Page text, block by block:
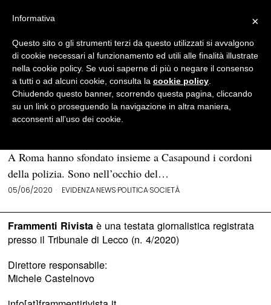
BROWSE TAG
gilet arancioni
I «gilet arancioni» sono la manifestazione
ridicola di una crisi serissima
Tutti ne parlano. A Milano hanno quasi riempito Piazza
A Roma hanno sfondato insieme a Casapound i cordoni
della polizia. Sono nell’occhio del…
05/06/2020 EVIDENZA·NEWS·POLITICA·SOCIETÀ
Frammenti Rivistaè una testata giornalistica registrata
presso il Tribunale di Lecco (n. 4/2020)
Direttore responsabile:
Michele Castelnovo
×
Informativa
Questo sito o gli strumenti terzi da questo utilizzati si avvalgono
di cookie necessari al funzionamento ed utili alle finalità illustrate
nella cookie policy. Se vuoi saperne di più o negare il consenso
a tutti o ad alcuni cookie, consulta la cookie policy
Chiudendo questo banner, scorrendo questa pagina, cliccando
su un link o proseguendo la navigazione in altra maniera,
acconsenti all’uso dei cookie.